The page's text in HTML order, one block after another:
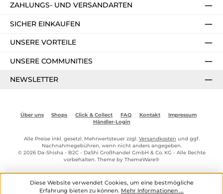
ZAHLUNGS- UND VERSANDARTEN
SICHER EINKAUFEN
UNSERE VORTEILE
UNSERE COMMUNITIES
NEWSLETTER
Über uns Shops Click & Collect FAQ Kontakt
Impressum
Händler-Login
Alle Preise inkl. gesetzl. Mehrwertsteuer zzgl. Versandkosten und ggf.
Nachnahmegebühren, wenn nicht anders angegeben.
© 2026 Da-Shisha - B2C - DaShi Großhandel GmbH & Co. KG - Alle Rechte
vorbehalten. Theme by ThemeWare®
Diese Website verwendet Cookies, um eine bestmögliche
Erfahrung bieten zu können. Mehr Informationen ...